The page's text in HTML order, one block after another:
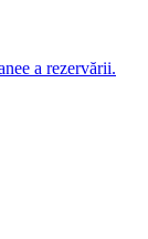
a rezervării.